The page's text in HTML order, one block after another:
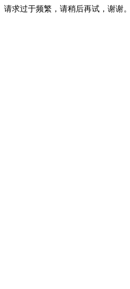
请求过于频繁，请稍后再试，谢谢。